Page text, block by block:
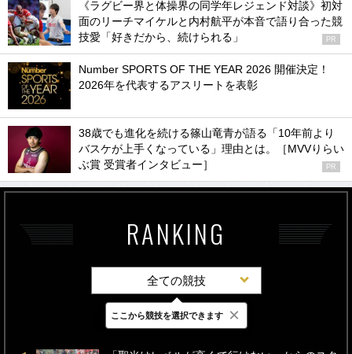
《ラグビー界と体操界の同学年レジェンド対談》初対
面のリーチマイケルと内村航平が本音で語り合った競
技愛「好きだから、続けられる」
PR
Number SPORTS OF THE YEAR 2026 開催決定！
2026年を代表するアスリートを表彰
38歳でも進化を続ける篠山竜青が語る「10年前より
バスケが上手くなっている」理由とは。［MVVりらい
ぶ賞 受賞者インタビュー］
PR
RANKING
全ての競技
最新 24時間 週間
ここから競技を選択できます ×